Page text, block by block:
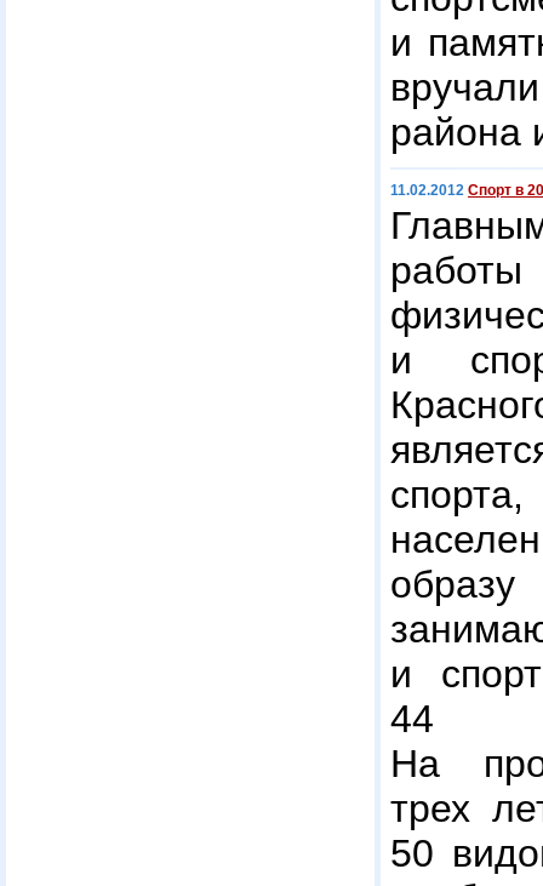
и
района
11.02.2012 Спорт в
и
и
44
На
трех
50